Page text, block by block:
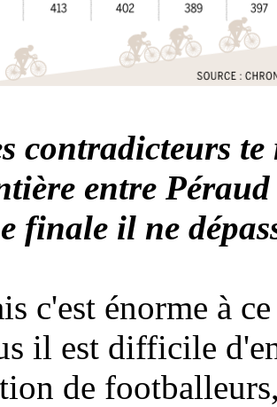
contradicteurs
entre
finale il ne
c'est énorme à
il est difficile
de